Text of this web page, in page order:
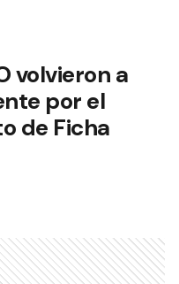
volvieron a
por el
de Ficha